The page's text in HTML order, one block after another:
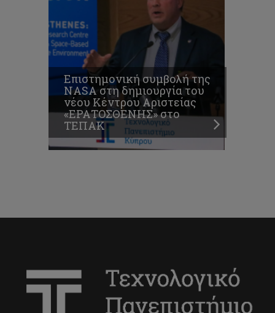
Επιστημονική συμβολή της
NASA στη δημιουργία του
νέου Κέντρου Αριστείας
«ΕΡΑΤΟΣΘΕΝΗΣ» στο
ΤΕΠΑΚ